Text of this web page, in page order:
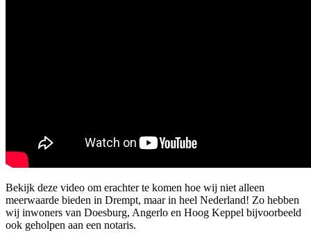
Bekijk deze video om erachter te komen hoe wij niet alleen
meerwaarde bieden in Drempt, maar in heel Nederland! Zo hebben
wij inwoners van Doesburg, Angerlo en Hoog Keppel bijvoorbeeld
ook geholpen aan een notaris.